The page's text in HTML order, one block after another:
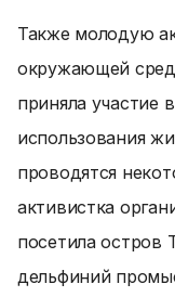
Также молодую
окружающей
приняла участие
использования
проводятся
активистка
посетила остров
дельфиний